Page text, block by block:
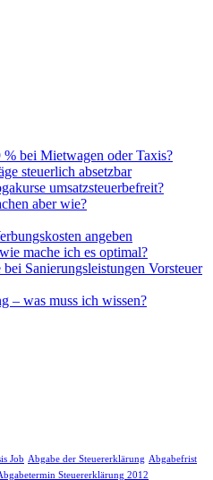
bei Mietwagen oder Taxis?
steuerlich absetzbar
umsatzsteuerbefreit?
aber wie?
angeben
mache ich es optimal?
Sanierungsleistungen Vorsteuer
– was muss ich wissen?
Job Abgabe der Steuererklärung Abgabefrist
Steuererklärung 2012